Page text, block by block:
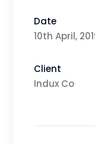
Date
10th April,
Client
Indux Co